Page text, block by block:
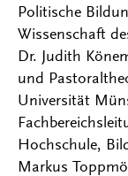
Politische
Wissenschaft
Dr. Judith
und
Universität
Hochschule,
Markus